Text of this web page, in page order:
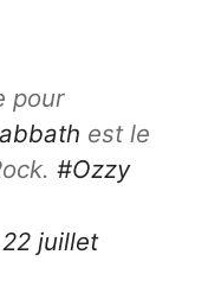
pour
est le
#Ozzy
22 juillet